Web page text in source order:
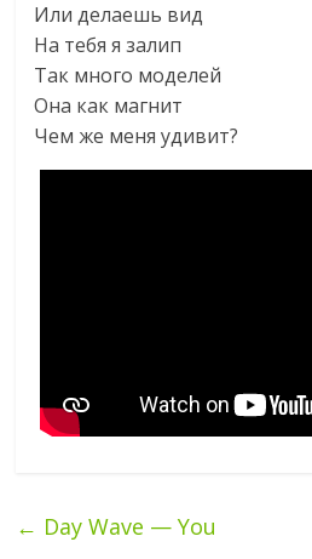
Или делаешь вид
На тебя я залип
Так много моделей
Она как магнит
Чем же меня удивит?
← Day Wave — You